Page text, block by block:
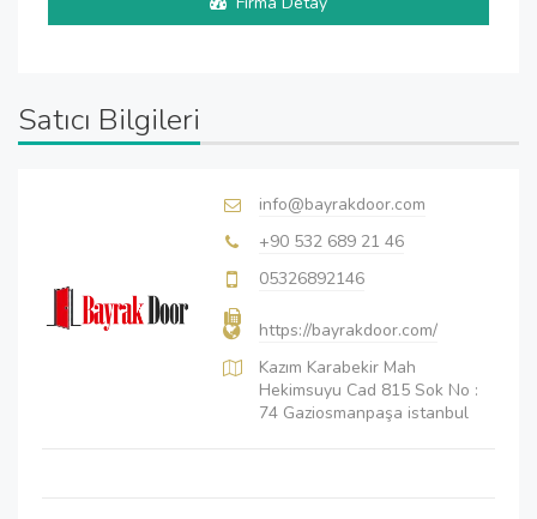
Satıcı Bilgileri
info@bayrakdoor.com
+90 532 689 21 46
05326892146
https://bayrakdoor.com/
Kazım Karabekir Mah
Hekimsuyu Cad 815 Sok No :
74 Gaziosmanpaşa istanbul